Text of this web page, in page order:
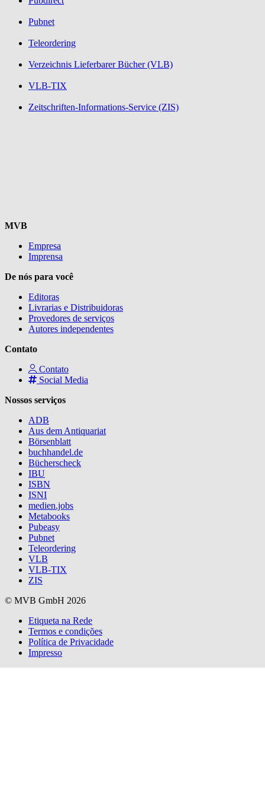
Pubnet
Teleordering
Verzeichnis Lieferbarer Bücher (VLB)
VLB-TIX
Zeitschriften-Informations-Service (ZIS)
MVB
Empresa
Imprensa
De nós para você
Editoras
Livrarias e Distribuidoras
Provedores de serviços
Autores independentes
Contato
Contato
Social Media
Nossos serviços
ADB
Aus dem Antiquariat
Börsenblatt
buchhandel.de
Bücherscheck
IBU
ISBN
ISNI
medien.jobs
Metabooks
Pubeasy
Pubnet
Teleordering
VLB
VLB-TIX
ZIS
© MVB GmbH 2026
Etiqueta na Rede
Termos e condições
Política de Privacidade
Impresso